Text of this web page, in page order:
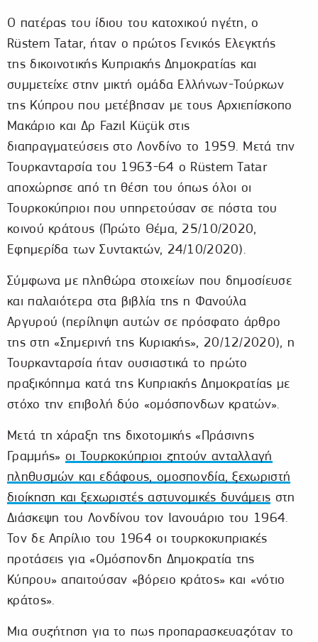
Ο πατέρας του ίδιου του κατοχικού ηγέτη, ο
Rüstem Tatar, ήταν ο πρώτος Γενικός Ελεγκτής
της δικοινοτικής Κυπριακής Δημοκρατίας και
συμμετείχε στην μικτή ομάδα Ελλήνων-Τούρκων
της Κύπρου που μετέβησαν με τους Αρχιεπίσκοπο
Μακάριο και Δρ Fazıl Küçük στις
διαπραγματεύσεις στο Λονδίνο το 1959. Μετά την
Τουρκανταρσία του 1963-64 ο Rüstem Tatar
αποχώρησε από τη θέση του όπως όλοι οι
Τουρκοκύπριοι που υπηρετούσαν σε πόστα του
κοινού κράτους (Πρώτο Θέμα, 25/10/2020,
Εφημερίδα των Συντακτών, 24/10/2020).
Σύμφωνα με πληθώρα στοιχείων που δημοσίευσε
και παλαιότερα στα βιβλία της η Φανούλα
Αργυρού (περίληψη αυτών σε πρόσφατο άρθρο
της στη «Σημερινή της Κυριακής», 20/12/2020), η
Τουρκανταρσία ήταν ουσιαστικά το πρώτο
πραξικόπημα κατά της Κυπριακής Δημοκρατίας με
στόχο την επιβολή δύο «ομόσπονδων κρατών».
Μετά τη χάραξη της διχοτομικής «Πράσινης
Γραμμής» οι Τουρκοκύπριοι ζητούν ανταλλαγή
πληθυσμών και εδάφους, ομοσπονδία, ξεχωριστή
διοίκηση και ξεχωριστές αστυνομικές δυνάμεις στη
Διάσκεψη του Λονδίνου τον Ιανουάριο του 1964.
Τον δε Απρίλιο του 1964 οι τουρκοκυπριακές
προτάσεις για «Ομόσπονδη Δημοκρατία της
Κύπρου» απαιτούσαν «βόρειο κράτος» και «νότιο
κράτος».
Μια συζήτηση για το πως προπαρασκευαζόταν το